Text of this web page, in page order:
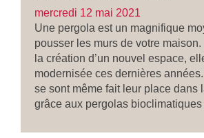
mercredi 12 mai 2021
Une pergola est un magnifique
pousser les murs de votre
la création d’un nouvel espace,
modernisée ces dernières
se sont même fait leur place dans
grâce aux pergolas